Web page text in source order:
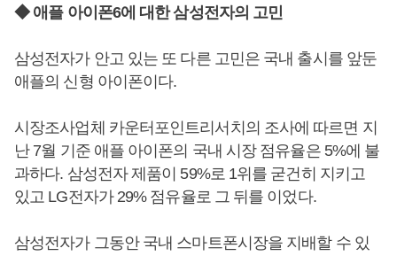
◆ 애플 아이폰6에 대한 삼성전자의 고민
삼성전자가 안고 있는 또 다른 고민은 국내 출시를 앞둔
애플의 신형 아이폰이다.
시장조사업체 카운터포인트리서치의 조사에 따르면 지
난 7월 기준 애플 아이폰의 국내 시장 점유율은 5%에 불
과하다. 삼성전자 제품이 59%로 1위를 굳건히 지키고
있고 LG전자가 29% 점유율로 그 뒤를 이었다.
삼성전자가 그동안 국내 스마트폰시장을 지배할 수 있